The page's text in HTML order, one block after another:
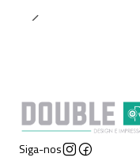
Siga-nos